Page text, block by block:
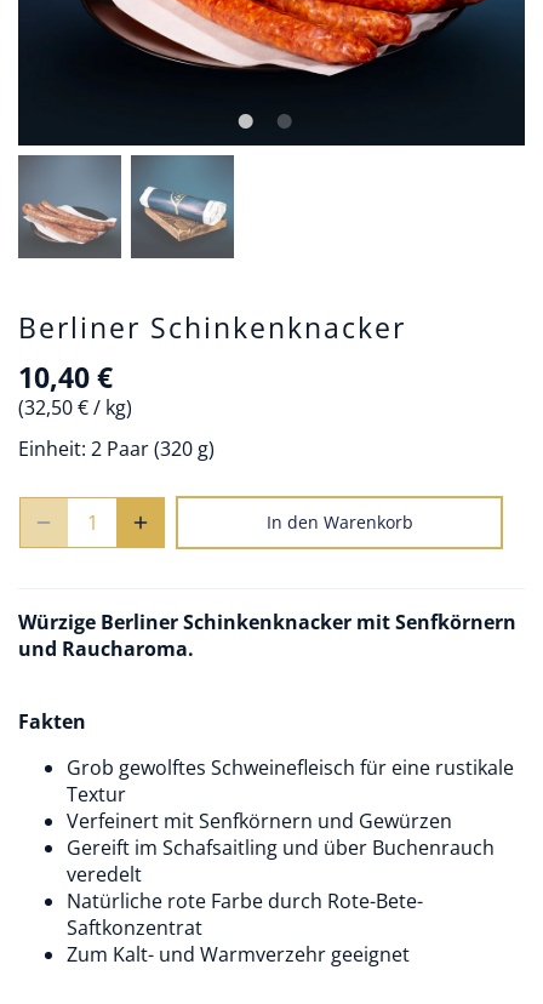
Berliner Schinkenknacker
10,40 €
32,50 €/ kg
Einheit: 2 Paar (320 g)
In den Warenkorb
Würzige Berliner Schinkenknacker mit Senfkörnern
und Raucharoma.
Fakten
Grob gewolftes Schweinefleisch für eine rustikale
Textur
Verfeinert mit Senfkörnern und Gewürzen
Gereift im Schafsaitling und über Buchenrauch
veredelt
Natürliche rote Farbe durch Rote-Bete-
Saftkonzentrat
Zum Kalt- und Warmverzehr geeignet